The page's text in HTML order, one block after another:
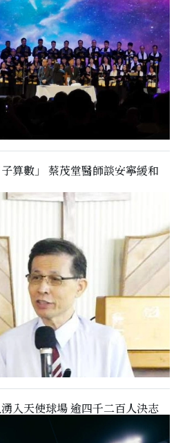
算數」 蔡茂堂醫師談安寧緩和
湧入天使球場 逾四千二百人決志